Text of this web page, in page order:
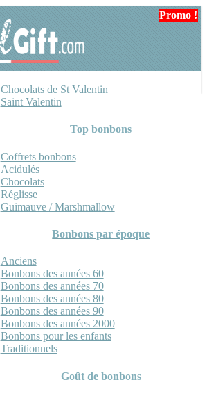
Chocolats de St Valentin
Saint Valentin
Top bonbons
Coffrets bonbons
Acidulés
Chocolats
Réglisse
Guimauve / Marshmallow
Bonbons par époque
Anciens
Bonbons des années 60
Bonbons des années 70
Bonbons des années 80
Bonbons des années 90
Bonbons des années 2000
Bonbons pour les enfants
Traditionnels
Goût de bonbons
Promo !
Promo !